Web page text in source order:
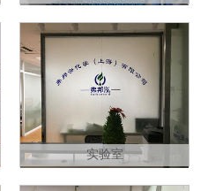
实验室